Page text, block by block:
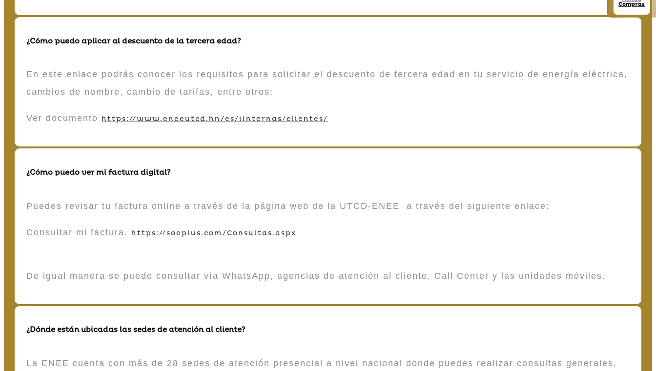
Compras
¿Cómo puedo aplicar al descuento de la tercera edad?
En este enlace podrás conocer los requisitos para solicitar el descuento de tercera edad en tu servicio de energía eléctrica,
cambios de nombre, cambio de tarifas, entre otros:
Ver documento https://www.eneeutcd.hn/es/iinternas/clientes/
¿Cómo puedo ver mi factura digital?
Puedes revisar tu factura online a través de la página web de la UTCD-ENEE a través del siguiente enlace:
Consultar mi factura. https://soeplus.com/Consultas.aspx
De igual manera se puede consultar vía WhatsApp, agencias de atención al cliente, Call Center y las unidades móviles.
¿Dónde están ubicadas las sedes de atención al cliente?
La ENEE cuenta con más de 28 sedes de atención presencial a nivel nacional donde puedes realizar consultas generales,